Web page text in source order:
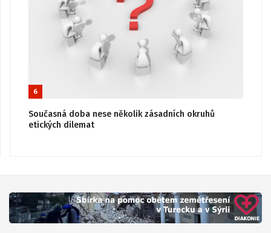
6
Současná doba nese několik zásadních okruhů
etických dilemat